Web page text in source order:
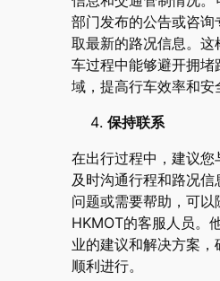
部门发布的公告或咨
取最新的路况信息。
车过程中能够避开拥堵
域，提高行车效率和安
保持联系
在出行过程中，建议
及时沟通行程和路况
问题或需要帮助，可以
HKMOT的客服人员。
业的建议和解决方案
顺利进行。